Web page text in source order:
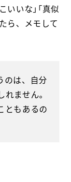
いな」「真似
ら、メモして
のは、自分
ません。
ともあるの